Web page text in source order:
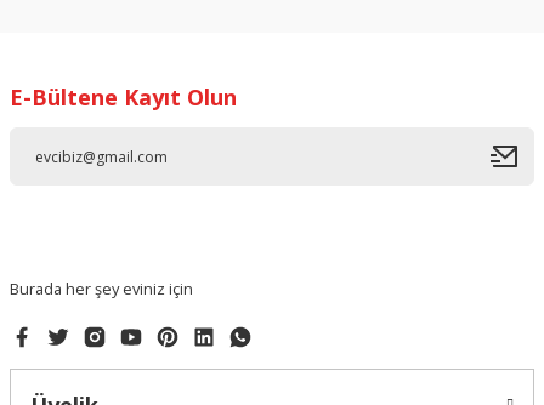
Ürün resmi kalitesiz, bozuk veya görüntülenemiyor.
E-Bültene Kayıt Olun
Burada her şey eviniz için